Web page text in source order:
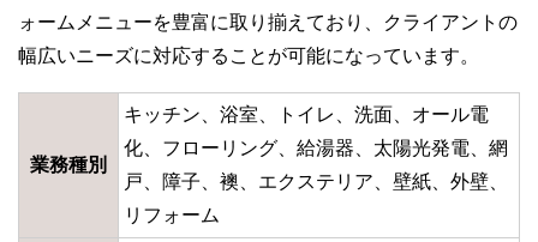
ォームメニューを豊富に取り揃えており、クライアントの
幅広いニーズに対応することが可能になっています。
業務種別
キッチン、浴室、トイレ、洗面、オール電
化、フローリング、給湯器、太陽光発電、網
戸、障子、襖、エクステリア、壁紙、外壁、
リフォーム